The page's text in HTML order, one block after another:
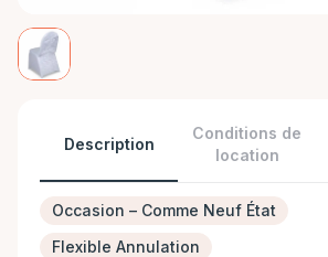
Description
Conditions de
location
Occasion – Comme Neuf État
Flexible Annulation